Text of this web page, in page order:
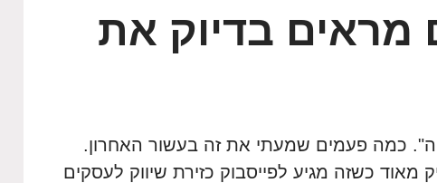
מראים בדיוק את
כמה פעמים שמעתי את זה בעשור האחרון.
כשזה מגיע לפייסבוק כזירת שיווק לעסקים